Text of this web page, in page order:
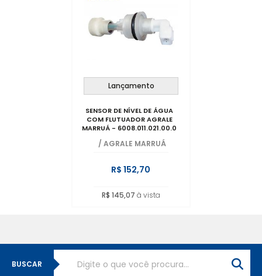
Lançamento
SENSOR DE NÍVEL DE ÁGUA
COM FLUTUADOR AGRALE
MARRUÁ - 6008.011.021.00.0
/ AGRALE MARRUÁ
R$ 152,70
R$ 145,07 à vista
BUSCAR